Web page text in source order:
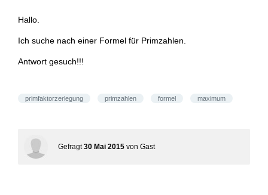
Hallo.
Ich suche nach einer Formel für Primzahlen.
Antwort gesuch!!!
primfaktorzerlegung primzahlen formel maximum
Gefragt 30 Mai 2015 von Gast